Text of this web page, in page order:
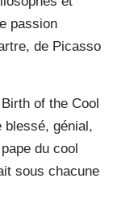
passion
de Picasso
of the Cool
blessé, génial,
du cool
sous chacune